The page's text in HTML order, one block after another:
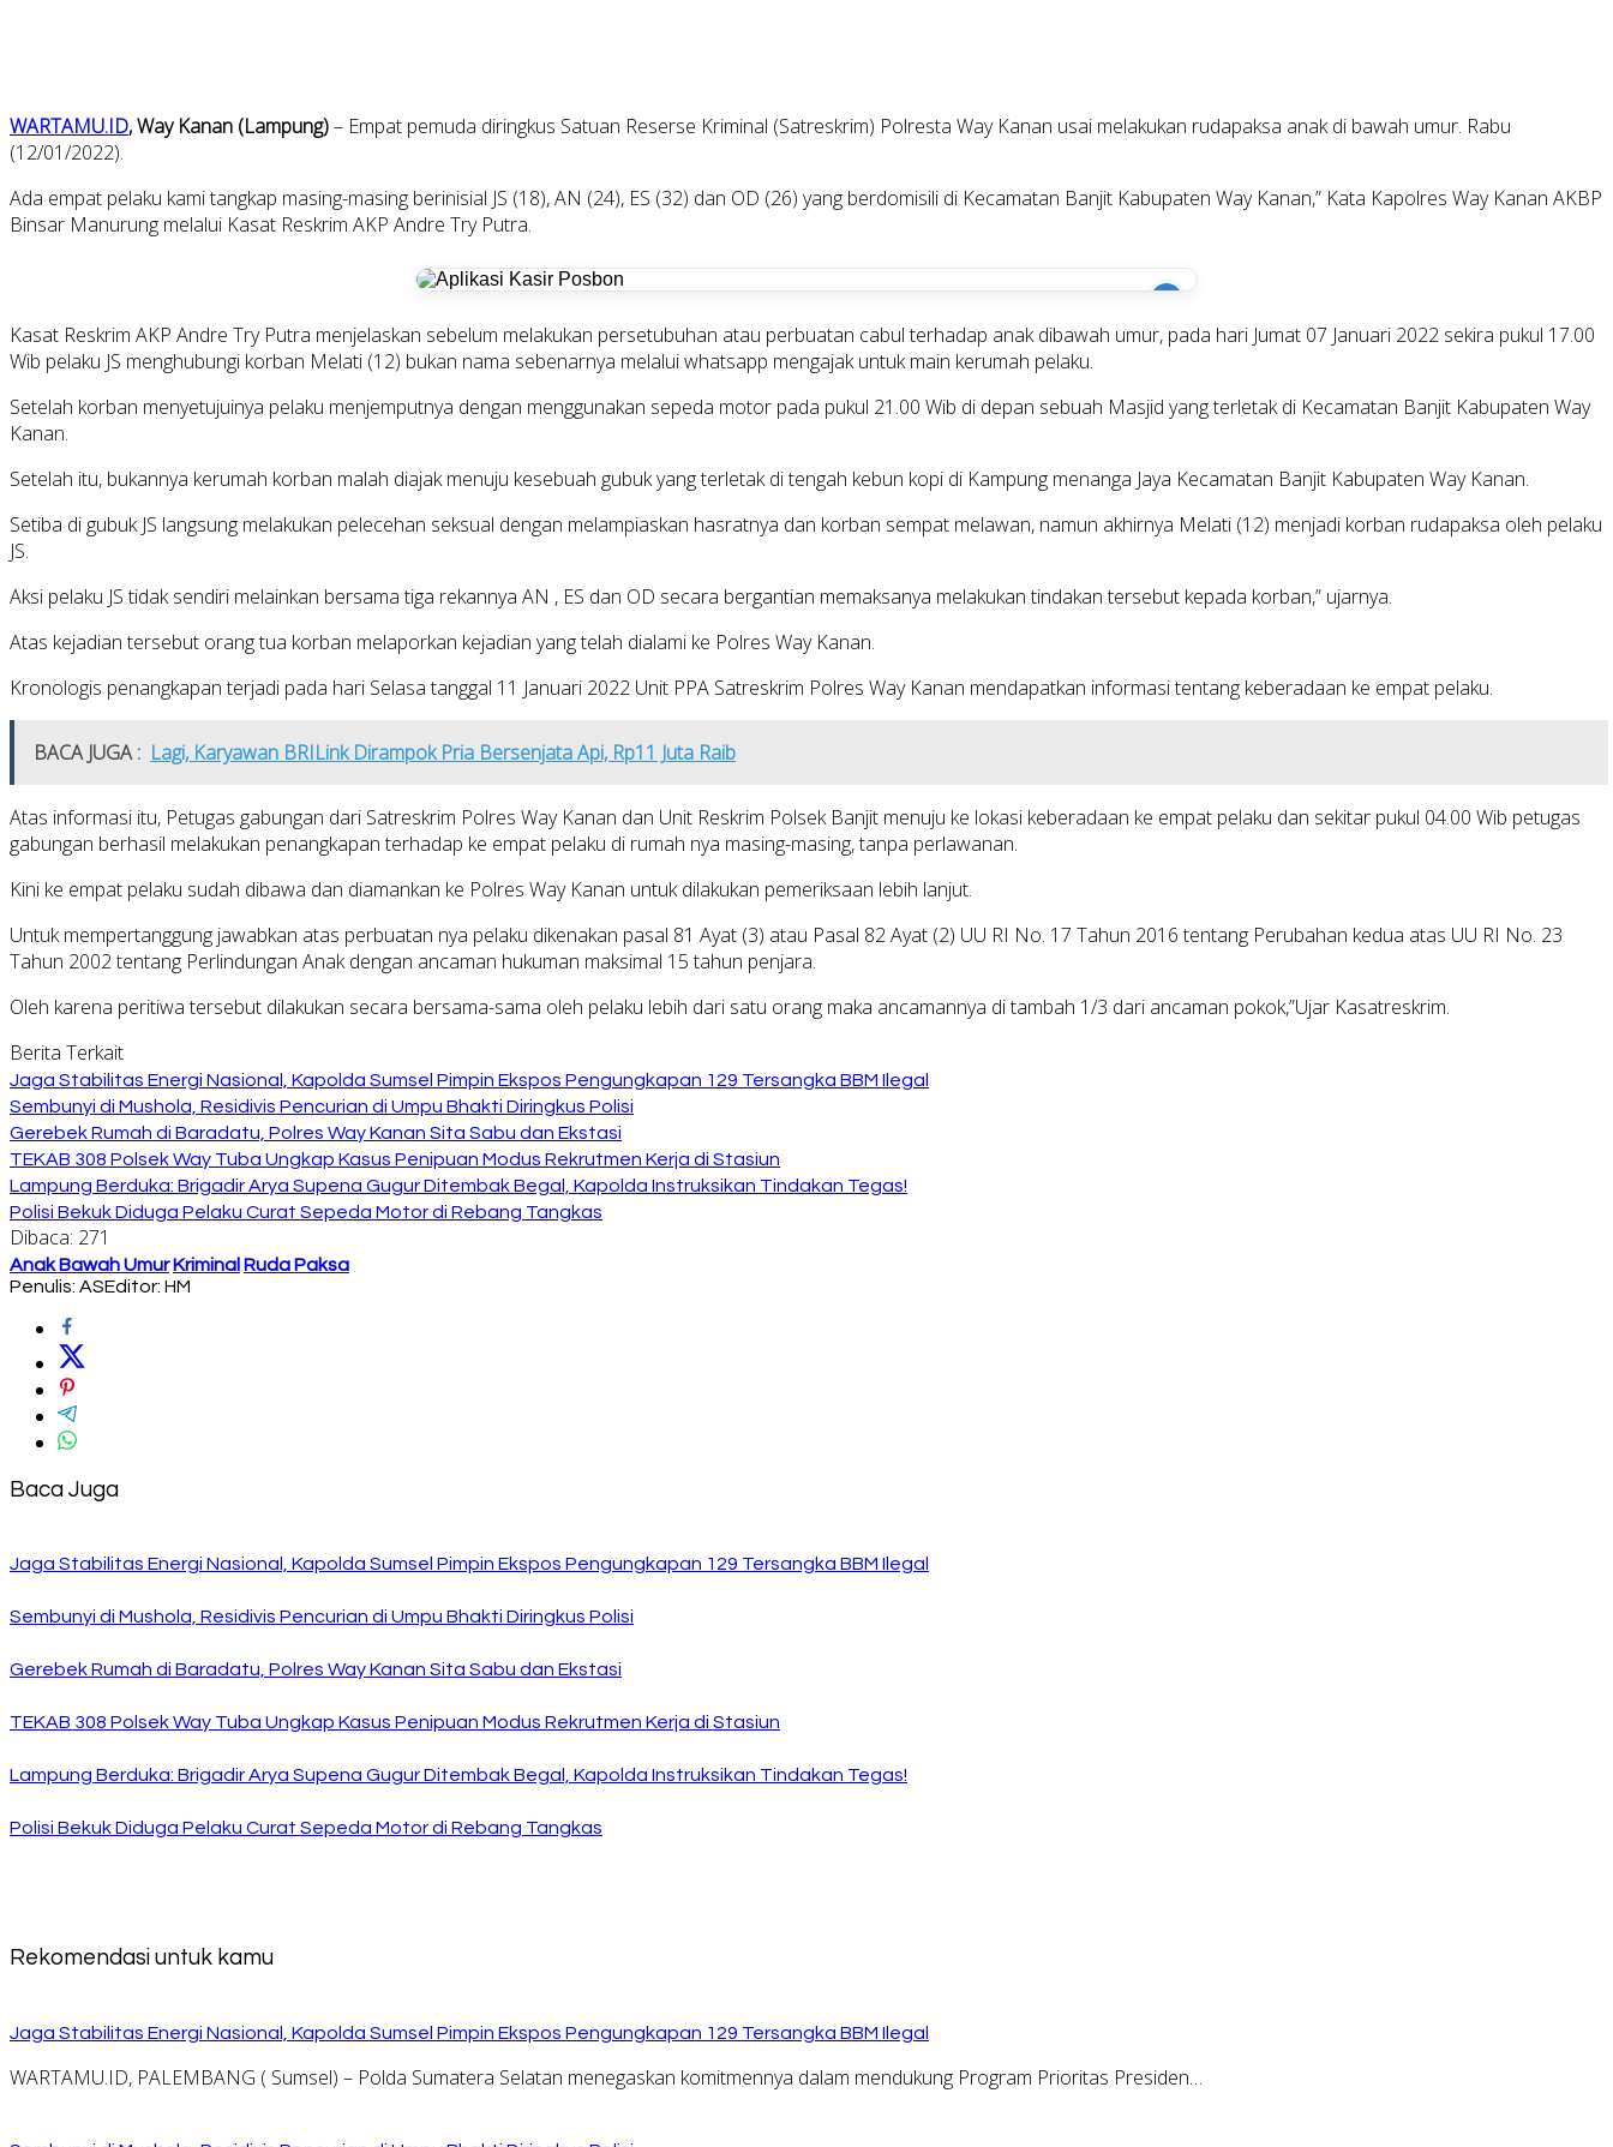
WARTAMU.ID, Way Kanan (Lampung)– Empat pemuda diringkus Satuan Reserse Kriminal (Satreskrim) Polresta Way Kanan usai melakukan rudapaksa anak di bawah umur. Rabu
(12/01/2022).
Ada empat pelaku kami tangkap masing-masing berinisial JS (18), AN (24), ES (32) dan OD (26) yang berdomisili di Kecamatan Banjit Kabupaten Way Kanan,” Kata Kapolres Way Kanan AKBP
Binsar Manurung melalui Kasat Reskrim AKP Andre Try Putra.
i
Kasat Reskrim AKP Andre Try Putra menjelaskan sebelum melakukan persetubuhan atau perbuatan cabul terhadap anak dibawah umur, pada hari Jumat 07 Januari 2022 sekira pukul 17.00
Wib pelaku JS menghubungi korban Melati (12) bukan nama sebenarnya melalui whatsapp mengajak untuk main kerumah pelaku.
Setelah korban menyetujuinya pelaku menjemputnya dengan menggunakan sepeda motor pada pukul 21.00 Wib di depan sebuah Masjid yang terletak di Kecamatan Banjit Kabupaten Way
Kanan.
Setelah itu, bukannya kerumah korban malah diajak menuju kesebuah gubuk yang terletak di tengah kebun kopi di Kampung menanga Jaya Kecamatan Banjit Kabupaten Way Kanan.
Setiba di gubuk JS langsung melakukan pelecehan seksual dengan melampiaskan hasratnya dan korban sempat melawan, namun akhirnya Melati (12) menjadi korban rudapaksa oleh pelaku
JS.
Aksi pelaku JS tidak sendiri melainkan bersama tiga rekannya AN , ES dan OD secara bergantian memaksanya melakukan tindakan tersebut kepada korban,” ujarnya.
Atas kejadian tersebut orang tua korban melaporkan kejadian yang telah dialami ke Polres Way Kanan.
Kronologis penangkapan terjadi pada hari Selasa tanggal 11 Januari 2022 Unit PPA Satreskrim Polres Way Kanan mendapatkan informasi tentang keberadaan ke empat pelaku.
BACA JUGA : Lagi, Karyawan BRILink Dirampok Pria Bersenjata Api, Rp11 Juta Raib
Atas informasi itu, Petugas gabungan dari Satreskrim Polres Way Kanan dan Unit Reskrim Polsek Banjit menuju ke lokasi keberadaan ke empat pelaku dan sekitar pukul 04.00 Wib petugas
gabungan berhasil melakukan penangkapan terhadap ke empat pelaku di rumah nya masing-masing, tanpa perlawanan.
Kini ke empat pelaku sudah dibawa dan diamankan ke Polres Way Kanan untuk dilakukan pemeriksaan lebih lanjut.
Untuk mempertanggung jawabkan atas perbuatan nya pelaku dikenakan pasal 81 Ayat (3) atau Pasal 82 Ayat (2) UU RI No. 17 Tahun 2016 tentang Perubahan kedua atas UU RI No. 23
Tahun 2002 tentang Perlindungan Anak dengan ancaman hukuman maksimal 15 tahun penjara.
Oleh karena peritiwa tersebut dilakukan secara bersama-sama oleh pelaku lebih dari satu orang maka ancamannya di tambah 1/3 dari ancaman pokok,”Ujar Kasatreskrim.
Berita Terkait
Jaga Stabilitas Energi Nasional, Kapolda Sumsel Pimpin Ekspos Pengungkapan 129 Tersangka BBM Ilegal
Sembunyi di Mushola, Residivis Pencurian di Umpu Bhakti Diringkus Polisi
Gerebek Rumah di Baradatu, Polres Way Kanan Sita Sabu dan Ekstasi
TEKAB 308 Polsek Way Tuba Ungkap Kasus Penipuan Modus Rekrutmen Kerja di Stasiun
Lampung Berduka: Brigadir Arya Supena Gugur Ditembak Begal, Kapolda Instruksikan Tindakan Tegas!
Polisi Bekuk Diduga Pelaku Curat Sepeda Motor di Rebang Tangkas
Dibaca: 271
Anak Bawah Umur Kriminal Ruda Paksa
Penulis: ASEditor: HM
Baca Juga
Jaga Stabilitas Energi Nasional, Kapolda Sumsel Pimpin Ekspos Pengungkapan 129 Tersangka BBM Ilegal
Sembunyi di Mushola, Residivis Pencurian di Umpu Bhakti Diringkus Polisi
Gerebek Rumah di Baradatu, Polres Way Kanan Sita Sabu dan Ekstasi
TEKAB 308 Polsek Way Tuba Ungkap Kasus Penipuan Modus Rekrutmen Kerja di Stasiun
Lampung Berduka: Brigadir Arya Supena Gugur Ditembak Begal, Kapolda Instruksikan Tindakan Tegas!
Polisi Bekuk Diduga Pelaku Curat Sepeda Motor di Rebang Tangkas
Rekomendasi untuk kamu
Jaga Stabilitas Energi Nasional, Kapolda Sumsel Pimpin Ekspos Pengungkapan 129 Tersangka BBM Ilegal
WARTAMU.ID, PALEMBANG ( Sumsel) – Polda Sumatera Selatan menegaskan komitmennya dalam mendukung Program Prioritas Presiden…